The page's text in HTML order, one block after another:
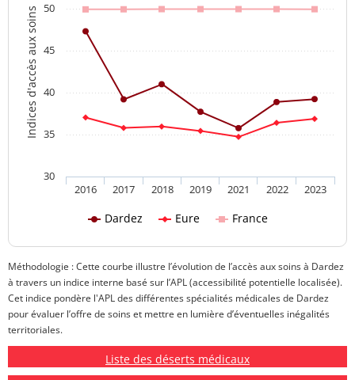
Indices d'accès aux soins
Dardez Eure France
2016 2017 2018 2019 2021 2022 2023
30
35
40
45
50
Méthodologie : Cette courbe illustre l’évolution de l’accès aux soins à Dardez
à travers un indice interne basé sur l’APL (accessibilité potentielle localisée).
Cet indice pondère l'APL des différentes spécialités médicales de Dardez
pour évaluer l’offre de soins et mettre en lumière d’éventuelles inégalités
territoriales.
Liste des déserts médicaux